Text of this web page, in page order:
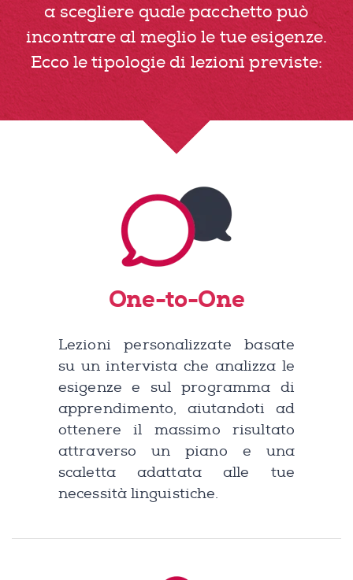
a scegliere quale pacchetto può
incontrare al meglio le tue esigenze.
Ecco le tipologie di lezioni previste:
One-to-One
Lezioni personalizzate basate
su un intervista che analizza le
esigenze e sul programma di
apprendimento, aiutandoti ad
ottenere il massimo risultato
attraverso un piano e una
scaletta adattata alle tue
necessità linguistiche.